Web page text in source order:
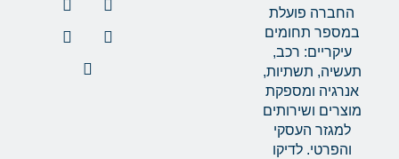
החברה פועלת
במספר תחומים
עיקריים: רכב,
תעשיה, תשתיות,
אנרגיה ומספקת
מוצרים ושירותים
למגזר העסקי
והפרטי. לדיקו